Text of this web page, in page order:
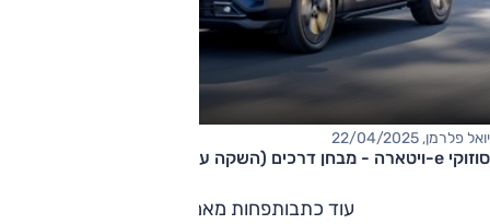
יואל פלרמן, 22/04/2025
סוזוקי e-ויטארה - מבחן דרכים (השקה עולמית)
עוד כתבותפחות מאמרים